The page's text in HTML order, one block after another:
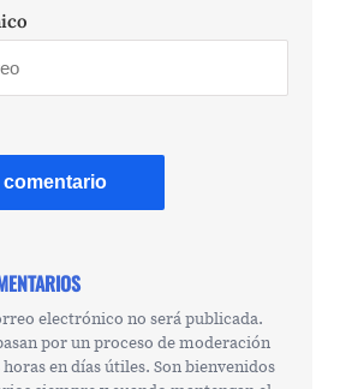
electrónico no será publicada.
por un proceso de moderación
en días útiles. Son bienvenidos